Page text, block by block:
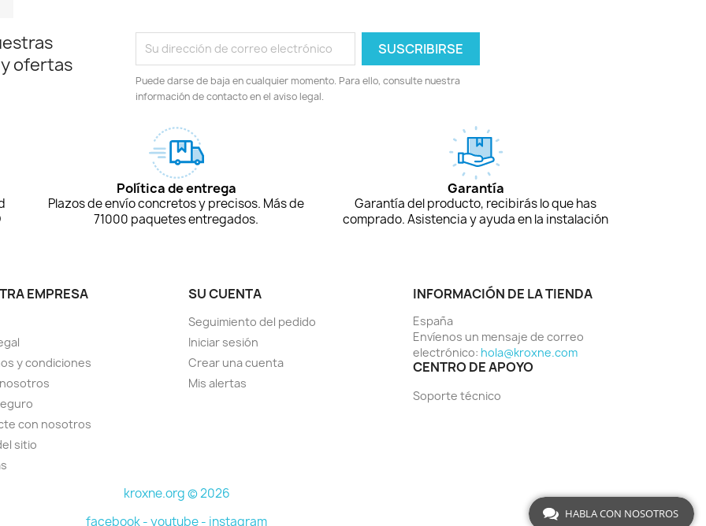
ofertas
Puede darse de baja en cualquier momento. Para ello, consulte nuestra
información de contacto en el aviso legal.
Política de entrega
Plazos de envío concretos y precisos. Más de
71000 paquetes entregados.
Garantía
Garantía del producto, recibirás lo que has
comprado. Asistencia y ayuda en la instalación
EMPRESA
y condiciones
con nosotros
sitio
SU CUENTA
Seguimiento del pedido
Iniciar sesión
Crear una cuenta
Mis alertas
INFORMACIÓN DE LA TIENDA
España
Envíenos un mensaje de correo
electrónico: hola@kroxne.com
CENTRO DE APOYO
Soporte técnico
kroxne.org © 2026
facebook -youtube - instagram HABLA CON NOSOTROS